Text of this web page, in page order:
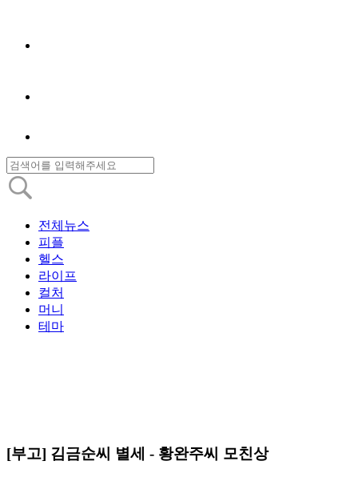
전체뉴스
피플
헬스
라이프
컬처
머니
테마
[부고] 김금순씨 별세 - 황완주씨 모친상